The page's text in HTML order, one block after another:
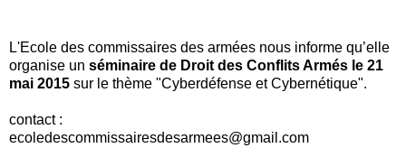
L'Ecole des commissaires des armées nous informe qu’elle
organise un séminaire de Droit des Conflits Armés le 21
mai 2015 sur le thème "Cyberdéfense et Cybernétique".
contact :
ecoledescommissairesdesarmees@gmail.com